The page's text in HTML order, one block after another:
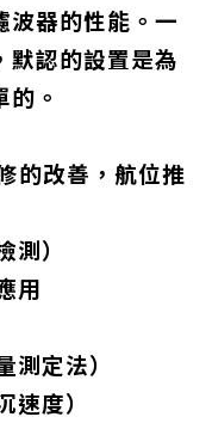
波器的性能。一
默認的設置是為
。
的改善，航位推
）
用
定法）
度）